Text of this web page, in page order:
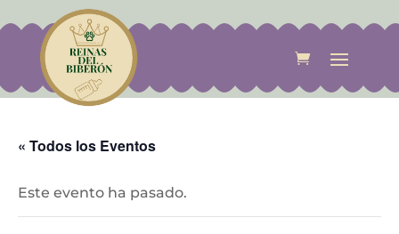
« Todos los Eventos
Este evento ha pasado.